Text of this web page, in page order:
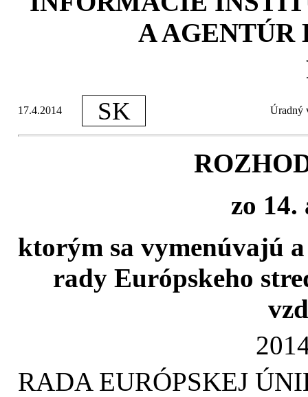
A AGENTÚR
17.4.2014 SK Úradný
zo
ktorým sa vymenúvajú
rady Európskeho
RADA EURÓPSKEJ